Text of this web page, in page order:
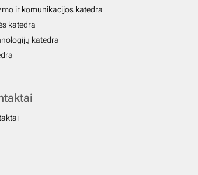
ir komunikacijos katedra
katedra
katedra